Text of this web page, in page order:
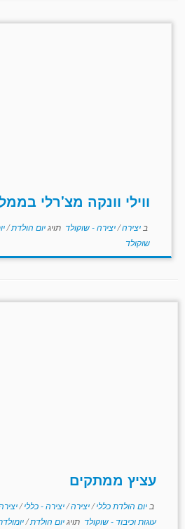
ווילי וונקה מצ'רלי
ב יצירה/יצירה - שוקולד תויגיום הולדת/
שוקולד
עציץ ממתקים
ב יום הולדת כללי/יצירה/יצירה - כללי/
עוגות וכיבוד - שוקולד תויגיום הולדת/